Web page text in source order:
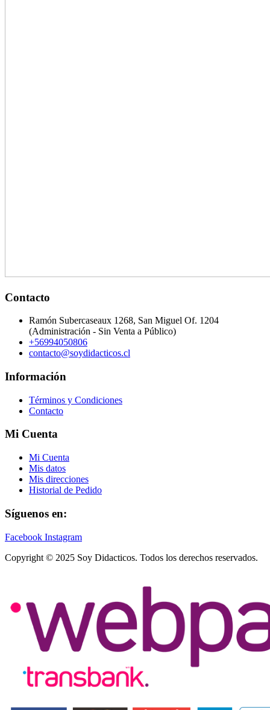
Contacto
Ramón Subercaseaux 1268, San Miguel Of. 1204
(Administración - Sin Venta a Público)
+56994050806
contacto@soydidacticos.cl
Información
Términos y Condiciones
Contacto
Mi Cuenta
Mi Cuenta
Mis datos
Mis direcciones
Historial de Pedido
Síguenos en:
Facebook Instagram
Copyright © 2025 Soy Didacticos. Todos los derechos reservados.